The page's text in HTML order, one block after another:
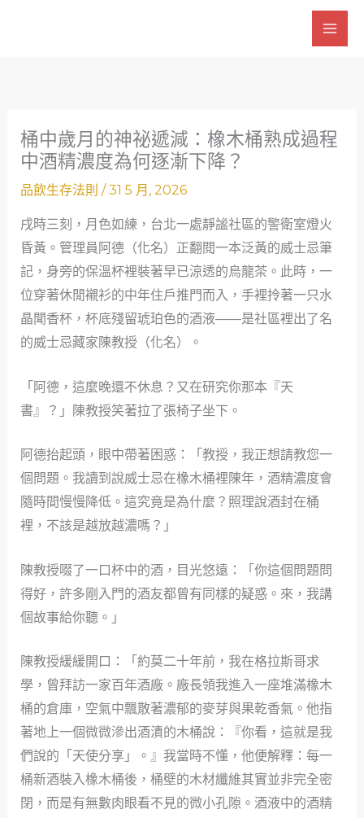
桶中歲月的神祕遞減：橡木桶熟成過程
中酒精濃度為何逐漸下降？
品飲生存法則 /31 5 月, 2026
戌時三刻，月色如練，台北一處靜謐社區的警衛室燈火
昏黃。管理員阿德（化名）正翻閱一本泛黃的威士忌筆
記，身旁的保溫杯裡裝著早已涼透的烏龍茶。此時，一
位穿著休閒襯衫的中年住戶推門而入，手裡拎著一只水
晶聞香杯，杯底殘留琥珀色的酒液——是社區裡出了名
的威士忌藏家陳教授（化名）。
「阿德，這麼晚還不休息？又在研究你那本『天
書』？」陳教授笑著拉了張椅子坐下。
阿德抬起頭，眼中帶著困惑：「教授，我正想請教您一
個問題。我讀到說威士忌在橡木桶裡陳年，酒精濃度會
隨時間慢慢降低。這究竟是為什麼？照理說酒封在桶
裡，不該是越放越濃嗎？」
陳教授啜了一口杯中的酒，目光悠遠：「你這個問題問
得好，許多剛入門的酒友都曾有同樣的疑惑。來，我講
個故事給你聽。」
陳教授緩緩開口：「約莫二十年前，我在格拉斯哥求
學，曾拜訪一家百年酒廠。廠長領我進入一座堆滿橡木
桶的倉庫，空氣中飄散著濃郁的麥芽與果乾香氣。他指
著地上一個微微滲出酒漬的木桶說：『你看，這就是我
們說的「天使分享」。』我當時不懂，他便解釋：每一
桶新酒裝入橡木桶後，桶壁的木材纖維其實並非完全密
閉，而是有無數肉眼看不見的微小孔隙。酒液中的酒精